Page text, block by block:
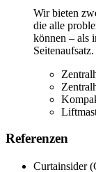
Wir bieten
die alle
können – als
Seitenaufsatz.
Referenzen
Curtainsider